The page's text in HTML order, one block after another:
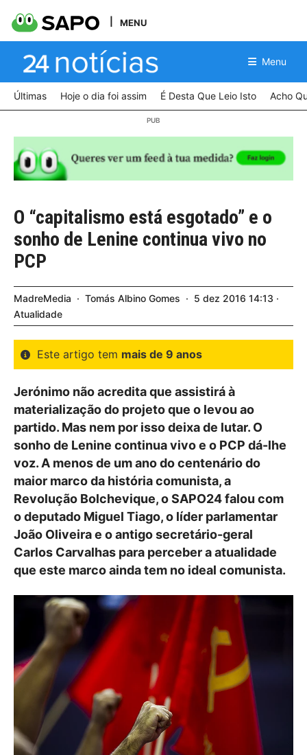
MENU
Menu
Últimas Hoje o dia foi assim É Desta Que Leio Isto Acho
O “capitalismo está esgotado” e o
sonho de Lenine continua vivo no
PCP
MadreMedia Tomás Albino Gomes 5 dez 2016 14:13
Atualidade
Este artigo tem mais de 9 anos
Jerónimo não acredita que assistirá à
materialização do projeto que o levou ao
partido. Mas nem por isso deixa de lutar. O
sonho de Lenine continua vivo e o PCP dá-lhe
voz. A menos de um ano do centenário do
maior marco da história comunista, a
Revolução Bolchevique, o SAPO24 falou com
o deputado Miguel Tiago, o líder parlamentar
João Oliveira e o antigo secretário-geral
Carlos Carvalhas para perceber a atualidade
que este marco ainda tem no ideal comunista.